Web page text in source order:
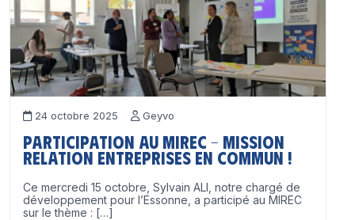
24 octobre 2025 Geyvo
Participation au MIREC – Mission
Relation Entreprises en Commun !
Ce mercredi 15 octobre, Sylvain ALI, notre chargé de
développement pour l’Essonne, a participé au MIREC
sur le thème : […]